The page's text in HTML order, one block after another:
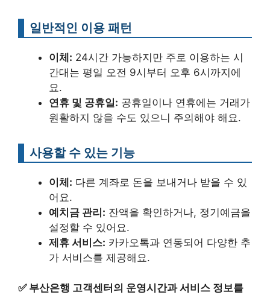
일반적인 이용 패턴
이체: 24시간 가능하지만 주로 이용하는 시
간대는 평일 오전 9시부터 오후 6시까지에
요.
연휴 및 공휴일: 공휴일이나 연휴에는 거래가
원활하지 않을 수도 있으니 주의해야 해요.
사용할 수 있는 기능
이체: 다른 계좌로 돈을 보내거나 받을 수 있
어요.
예치금 관리: 잔액을 확인하거나, 정기예금을
설정할 수 있어요.
제휴 서비스: 카카오톡과 연동되어 다양한 추
가 서비스를 제공해요.
✅ 부산은행 고객센터의 운영시간과 서비스 정보를